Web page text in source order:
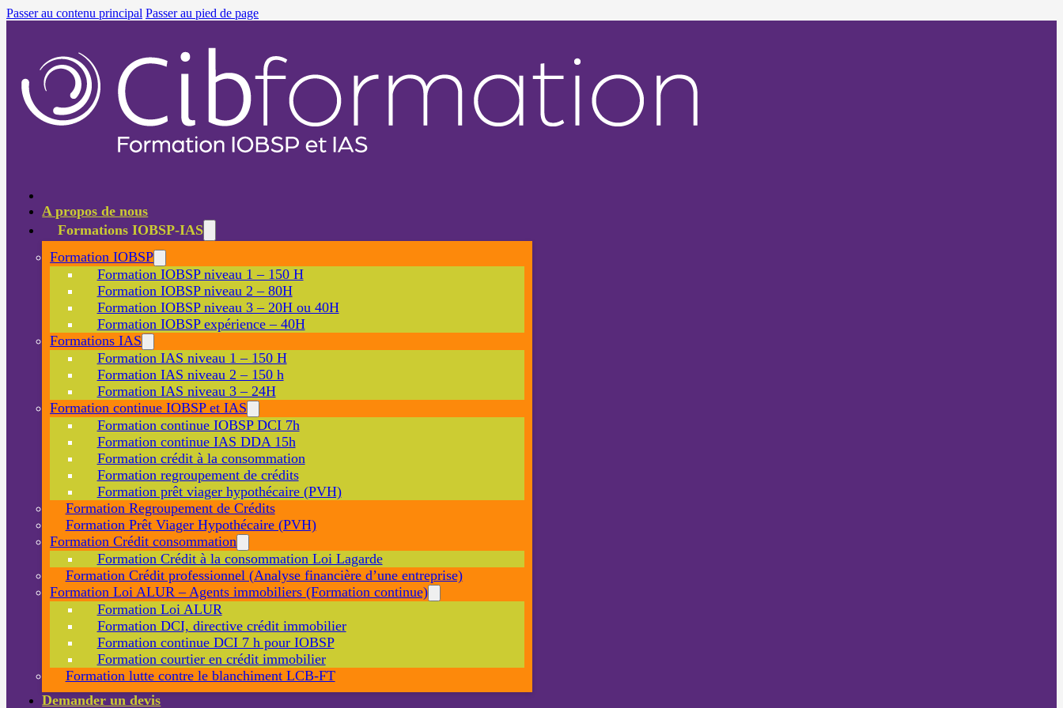
Passer au contenu principal Passer au pied de page
A propos de nous
Formations IOBSP-IAS
Formation IOBSP
Formation IOBSP niveau 1 – 150 H
Formation IOBSP niveau 2 – 80H
Formation IOBSP niveau 3 – 20H ou 40H
Formation IOBSP expérience – 40H
Formations IAS
Formation IAS niveau 1 – 150 H
Formation IAS niveau 2 – 150 h
Formation IAS niveau 3 – 24H
Formation continue IOBSP et IAS
Formation continue IOBSP DCI 7h
Formation continue IAS DDA 15h
Formation crédit à la consommation
Formation regroupement de crédits
Formation prêt viager hypothécaire (PVH)
Formation Regroupement de Crédits
Formation Prêt Viager Hypothécaire (PVH)
Formation Crédit consommation
Formation Crédit à la consommation Loi Lagarde
Formation Crédit professionnel (Analyse financière d’une entreprise)
Formation Loi ALUR – Agents immobiliers (Formation continue)
Formation Loi ALUR
Formation DCI, directive crédit immobilier
Formation continue DCI 7 h pour IOBSP
Formation courtier en crédit immobilier
Formation lutte contre le blanchiment LCB-FT
Demander un devis